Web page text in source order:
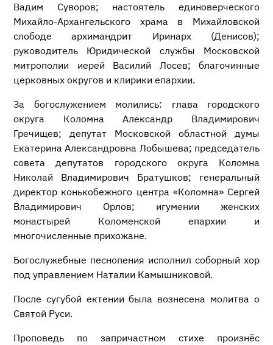
Вадим Суворов; настоятель единоверческого
Михайло-Архангельского храма в Михайловской
слободе архимандрит Иринарх (Денисов);
руководитель Юридической службы Московской
митрополии иерей Василий Лосев; благочинные
церковных округов и клирики епархии.
За богослужением молились: глава городского
округа Коломна Александр Владимирович
Гречищев; депутат Московской областной думы
Екатерина Александровна Лобышева; председатель
совета депутатов городского округа Коломна
Николай Владимирович Братушков; генеральный
директор конькобежного центра «Коломна» Сергей
Владимирович Орлов; игумении женских
монастырей Коломенской епархии и
многочисленные прихожане.
Богослужебные песнопения исполнил соборный хор
под управлением Наталии Камышниковой.
После сугубой ектении была вознесена молитва о
Святой Руси.
Проповедь по запричастном стихе произнёс